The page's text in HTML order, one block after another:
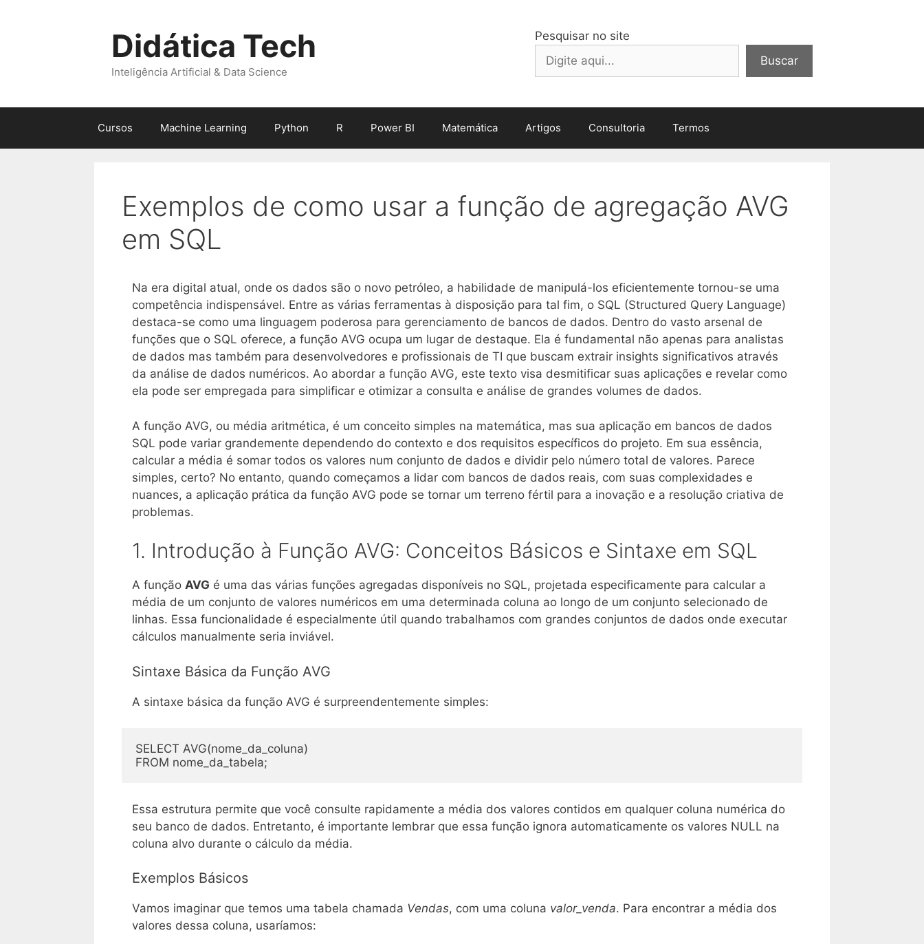
Pesquisar no site
Buscar
Didática Tech
Inteligência Artificial & Data Science
Cursos Machine Learning Python R Power BI Matemática Artigos Consultoria Termos
Exemplos de como usar a função de agregação AVG
em SQL
Na era digital atual, onde os dados são o novo petróleo, a habilidade de manipulá-los eficientemente tornou-se uma
competência indispensável. Entre as várias ferramentas à disposição para tal fim, o SQL (Structured Query Language)
destaca-se como uma linguagem poderosa para gerenciamento de bancos de dados. Dentro do vasto arsenal de
funções que o SQL oferece, a função AVG ocupa um lugar de destaque. Ela é fundamental não apenas para analistas
de dados mas também para desenvolvedores e profissionais de TI que buscam extrair insights significativos através
da análise de dados numéricos. Ao abordar a função AVG, este texto visa desmitificar suas aplicações e revelar como
ela pode ser empregada para simplificar e otimizar a consulta e análise de grandes volumes de dados.
A função AVG, ou média aritmética, é um conceito simples na matemática, mas sua aplicação em bancos de dados
SQL pode variar grandemente dependendo do contexto e dos requisitos específicos do projeto. Em sua essência,
calcular a média é somar todos os valores num conjunto de dados e dividir pelo número total de valores. Parece
simples, certo? No entanto, quando começamos a lidar com bancos de dados reais, com suas complexidades e
nuances, a aplicação prática da função AVG pode se tornar um terreno fértil para a inovação e a resolução criativa de
problemas.
1. Introdução à Função AVG: Conceitos Básicos e Sintaxe em SQL
A função AVG é uma das várias funções agregadas disponíveis no SQL, projetada especificamente para calcular a
média de um conjunto de valores numéricos em uma determinada coluna ao longo de um conjunto selecionado de
linhas. Essa funcionalidade é especialmente útil quando trabalhamos com grandes conjuntos de dados onde executar
cálculos manualmente seria inviável.
Sintaxe Básica da Função AVG
A sintaxe básica da função AVG é surpreendentemente simples:
SELECT AVG(nome_da_coluna)
Essa estrutura permite que você consulte rapidamente a média dos valores contidos em qualquer coluna numérica do
seu banco de dados. Entretanto, é importante lembrar que essa função ignora automaticamente os valores NULL na
coluna alvo durante o cálculo da média.
Exemplos Básicos
Vamos imaginar que temos uma tabela chamada Vendas, com uma coluna valor_venda. Para encontrar a média dos
valores dessa coluna, usaríamos: